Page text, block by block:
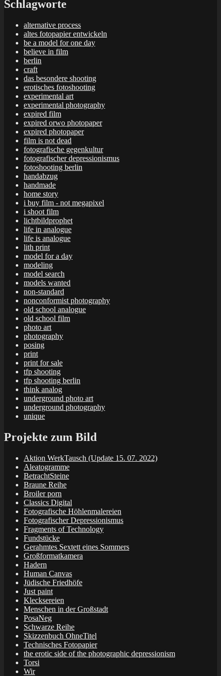
Schlagworte
alternative process
altes fotopapier entwickeln
be a model for one day
believe in film
berlin
craft
das besondere shooting
erotisches fotoshooting
experimental art
experimental photography
expired film
expired orwo photopaper
expired photopaper
film is not dead
fotografische gegenkultur
fotografischer depressionismus
fotoshooting berlin
handabzug
handmade
home story
i buy film - not megapixel
i shoot film
lichtbildprophet
life in analogue
life is analogue
lith print
model for a day
modeling
model search
models wanted
non-standard
nonconformist photography
old school analogue
old school film
photo art
photography
posing
print
print for sale
tfp shooting
tfp shooting berlin
think analog
underground photo art
underground photography
unique
Projekte zum Bild
Aktion WerkTausch (Update 15. 07. 2022)
Aleatogramme
BetrachtSteine
Braune Reihe
Broiler porn
Classics Digital
Fotografische Höhlenmalereien
Fotografischer Depressionismus
Fragments of Technology
Fundstücke
Gerahmtes Sextett eines Sommers
Großformatkamera
Hadern
Human Canvas
Jüdische Friedhöfe
Just paint
Klecksereien
Menschen in der Großstadt
PosaNeg
Schwarze Reihe
Skizzenbuch OhneTitel
Technisches Fotopapier
the erotic side of the photographic depressionism
Torsi
Wir